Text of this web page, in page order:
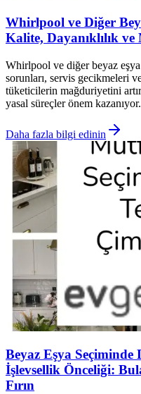
Whirlpool ve Diğer
Kalite, Dayanıklılık
Whirlpool ve diğer beyaz
sorunları, servis gecikmeleri
tüketicilerin mağduriyetini
yasal süreçler önem kazanıyor.
Daha fazla bilgi edinin
Beyaz Eşya Seçiminde
İşlevsellik Önceliği:
Fırın